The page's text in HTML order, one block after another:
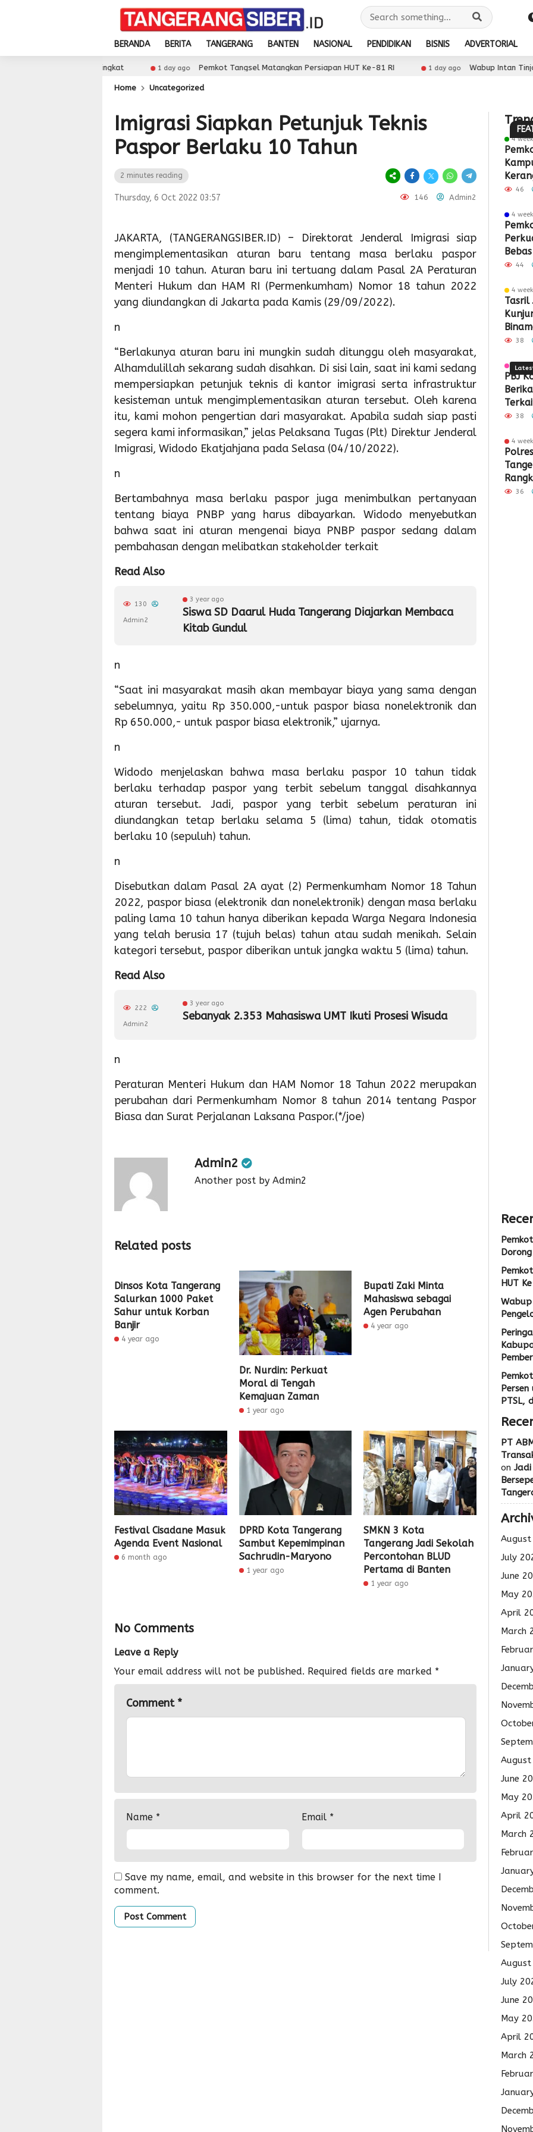
BERANDA BERITA TANGERANG BANTEN NASIONAL PENDIDIKAN BISNIS ADVERTORIAL
1 day ago Pemkot Tangsel Matangkan Persiapan HUT Ke-81 RI 1 day ago Wabup Intan Tinjau Lokasi
Home Uncategorized
Imigrasi Siapkan Petunjuk Teknis
Paspor Berlaku 10 Tahun
2 minutes reading
Thursday, 6 Oct 2022 03:57 146 Admin2
JAKARTA, (TANGERANGSIBER.ID) – Direktorat Jenderal Imigrasi siap
mengimplementasikan aturan baru tentang masa berlaku paspor
menjadi 10 tahun. Aturan baru ini tertuang dalam Pasal 2A Peraturan
Menteri Hukum dan HAM RI (Permenkumham) Nomor 18 tahun 2022
yang diundangkan di Jakarta pada Kamis (29/09/2022).
n
“Berlakunya aturan baru ini mungkin sudah ditunggu oleh masyarakat,
Alhamdulillah sekarang sudah disahkan. Di sisi lain, saat ini kami sedang
mempersiapkan petunjuk teknis di kantor imigrasi serta infrastruktur
kesisteman untuk mengimplementasikan aturan tersebut. Oleh karena
itu, kami mohon pengertian dari masyarakat. Apabila sudah siap pasti
segera kami informasikan,” jelas Pelaksana Tugas (Plt) Direktur Jenderal
Imigrasi, Widodo Ekatjahjana pada Selasa (04/10/2022).
n
Bertambahnya masa berlaku paspor juga menimbulkan pertanyaan
tentang biaya PNBP yang harus dibayarkan. Widodo menyebutkan
bahwa saat ini aturan mengenai biaya PNBP paspor sedang dalam
pembahasan dengan melibatkan stakeholder terkait
Read Also
3 year ago
Siswa SD Daarul Huda Tangerang Diajarkan Membaca
Kitab Gundul
130
Admin2
n
“Saat ini masyarakat masih akan membayar biaya yang sama dengan
sebelumnya, yaitu Rp 350.000,-untuk paspor biasa nonelektronik dan
Rp 650.000,- untuk paspor biasa elektronik,” ujarnya.
n
Widodo menjelaskan bahwa masa berlaku paspor 10 tahun tidak
berlaku terhadap paspor yang terbit sebelum tanggal disahkannya
aturan tersebut. Jadi, paspor yang terbit sebelum peraturan ini
diundangkan tetap berlaku selama 5 (lima) tahun, tidak otomatis
berlaku 10 (sepuluh) tahun.
n
Disebutkan dalam Pasal 2A ayat (2) Permenkumham Nomor 18 Tahun
2022, paspor biasa (elektronik dan nonelektronik) dengan masa berlaku
paling lama 10 tahun hanya diberikan kepada Warga Negara Indonesia
yang telah berusia 17 (tujuh belas) tahun atau sudah menikah. Selain
kategori tersebut, paspor diberikan untuk jangka waktu 5 (lima) tahun.
Read Also
3 year ago
Sebanyak 2.353 Mahasiswa UMT Ikuti Prosesi Wisuda
222
Admin2
n
Peraturan Menteri Hukum dan HAM Nomor 18 Tahun 2022 merupakan
perubahan dari Permenkumham Nomor 8 tahun 2014 tentang Paspor
Biasa dan Surat Perjalanan Laksana Paspor.(*/joe)
Admin2
Another post by Admin2
Related posts
Dinsos Kota Tangerang
Salurkan 1000 Paket
Sahur untuk Korban
Banjir
4 year ago
Dr. Nurdin: Perkuat
Moral di Tengah
Kemajuan Zaman
1 year ago
Bupati Zaki Minta
Mahasiswa sebagai
Agen Perubahan
4 year ago
Festival Cisadane Masuk
Agenda Event Nasional
6 month ago
DPRD Kota Tangerang
Sambut Kepemimpinan
Sachrudin-Maryono
1 year ago
SMKN 3 Kota
Tangerang Jadi Sekolah
Percontohan BLUD
Pertama di Banten
1 year ago
No Comments
Leave a Reply
Your email address will not be published. Required fields are marked *
Comment *
Name * Email *
Save my name, email, and website in this browser for the next time I
comment.
day ago
Wabup
Intan
Tinjau
Lokasi
TPS3R,
Dorong
Sampah
Berbasis
1
Pekan
Dinkes
132
Ibu
ASI
1
Beri
45
untuk
PTSL,
dan
PTKL
day
1
RI
day ago
Pemkot
Tangsel
Perkuat
1
day ago
Pemkot
day
Intan
Tinjau
4
Akhir
46
4
44
4
Tasril
38
3
PBJ
38
4
Kritik
36
HUT
PTSL,
PT
on
July
June
May
April
March
August
June
May
April
March
July
June
May
April
March